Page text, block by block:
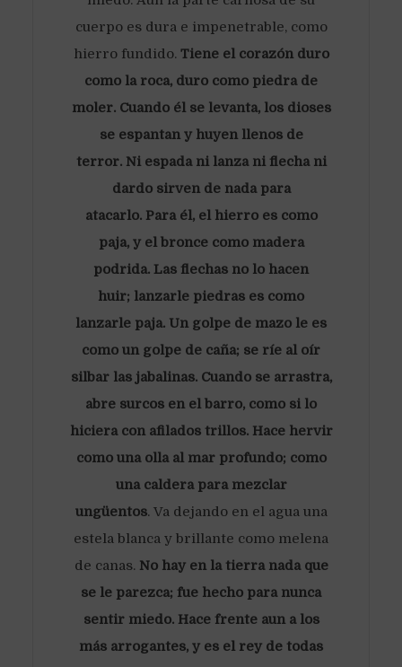
cuerpo es dura e impenetrable, como
hierro fundido. Tiene el corazón duro
como la roca, duro como piedra de
moler. Cuando él se levanta, los dioses
se espantan y huyen llenos de
terror. Ni espada ni lanza ni flecha ni
dardo sirven de nada para
atacarlo. Para él, el hierro es como
paja, y el bronce como madera
podrida. Las flechas no lo hacen
huir; lanzarle piedras es como
lanzarle paja. Un golpe de mazo le es
como un golpe de caña; se ríe al oír
silbar las jabalinas. Cuando se arrastra,
abre surcos en el barro, como si lo
hiciera con afilados trillos. Hace hervir
como una olla al mar profundo; como
una caldera para mezclar
ungüentos. Va dejando en el agua una
estela blanca y brillante como melena
de canas. No hay en la tierra nada que
se le parezca; fue hecho para nunca
sentir miedo. Hace frente aun a los
más arrogantes, y es el rey de todas